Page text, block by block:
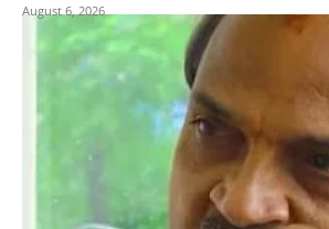
August 6, 2026